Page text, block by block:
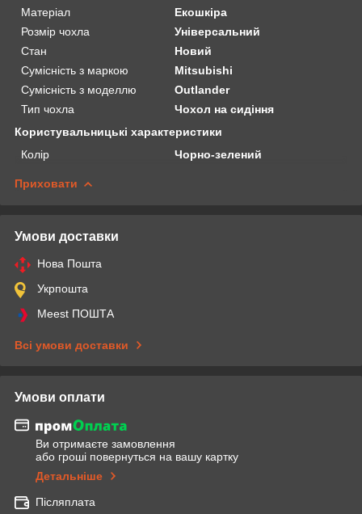
Матеріал
Екошкіра
Розмір чохла
Універсальний
Стан
Новий
Сумісність з маркою
Mitsubishi
Сумісність з моделлю
Outlander
Тип чохла
Чохол на сидіння
Користувальницькі характеристики
Колір
Чорно-зелений
Приховати
Умови доставки
Нова Пошта
Укрпошта
Meest ПОШТА
Всі умови доставки
Умови оплати
Ви отримаєте замовлення
або гроші повернуться на вашу картку
Детальніше
Післяплата